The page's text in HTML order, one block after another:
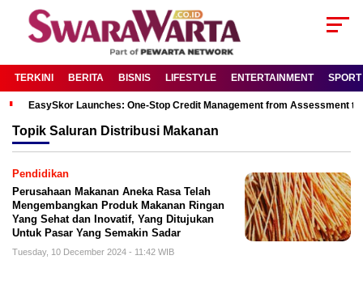
TERKINI BERITA BISNIS LIFESTYLE ENTERTAINMENT SPORT
EasySkor Launches: One-Stop Credit Management from Assessment
Topik Saluran Distribusi Makanan
Pendidikan
Perusahaan Makanan Aneka Rasa Telah
Mengembangkan Produk Makanan Ringan
Yang Sehat dan Inovatif, Yang Ditujukan
Untuk Pasar Yang Semakin Sadar
Tuesday, 10 December 2024 - 11:42 WIB